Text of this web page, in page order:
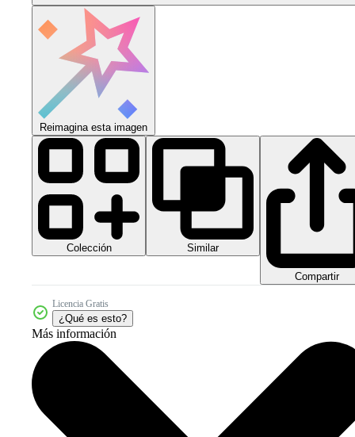
Reimagina esta imagen
Colección Similar
Compartir
Licencia Gratis
¿Qué es esto?
Más información